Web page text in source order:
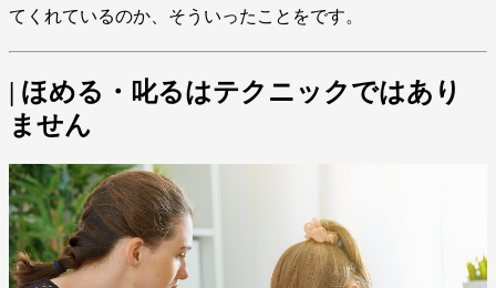
てくれているのか、そういったことをです。
| ほめる・叱るはテクニックではあり
ません